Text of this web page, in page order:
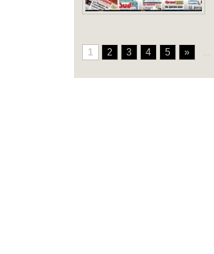
1 2 3 4 5 » ...